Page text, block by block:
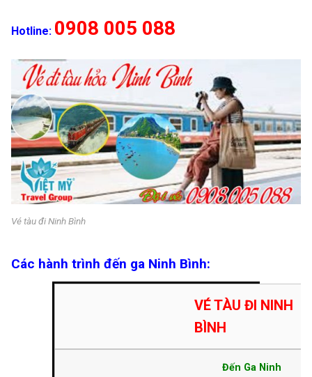
Hotline: 0908 005 088
Vé tàu đi Ninh Bình
Các hành trình đến ga Ninh Bình:
VÉTÀU ĐI NINH
BÌNH
Đến Ga Ninh